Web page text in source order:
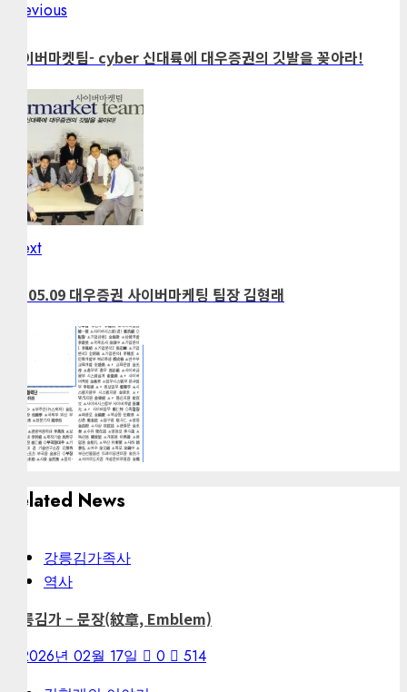
결만 된다면 어디서고 거
래가 가능하다는 의미로
해석된다. 그렇다면 사이
버트레이딩은 유선을 뛰
어넘어…
딩 10계명 ① 가장 좋은
회사와 거래를 유지하라.
Post
navigation
Previous
사이버마켓팀- cyber 신대륙에 대우증권의 깃발을 꽂아라!
NextNext
99.05.09 대우증권 사이버마케팅 팀장 김형래
Related News
강릉김가족사
역사
강릉김가 – 문장(紋章, Emblem)
2026년 02월 17일 0
514